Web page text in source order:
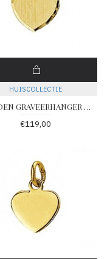
HUISCOLLECTIE
GOUDEN GRAVEERHANGER HART GEDIAMANTEERD 8X7.5MM - 78093 - 4018343
€119,00